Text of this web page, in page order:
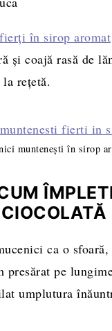
în sirop aromat
și coajă rasă de
rețetă.
muntenești în sirop
CIOCOLATĂ
ca o
pe
umplutura